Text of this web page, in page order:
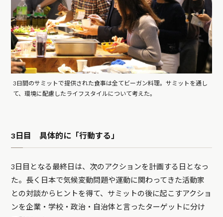
3日間のサミットで提供された食事は全てビーガン料理。サミットを通し
て、環境に配慮したライフスタイルについて考えた。
3日目 具体的に「行動する」
3日目となる最終日は、次のアクションを計画する日となっ
た。長く日本で気候変動問題や運動に関わってきた活動家
との対談からヒントを得て、サミットの後に起こすアクショ
ンを企業・学校・政治・自治体と言ったターゲットに分け